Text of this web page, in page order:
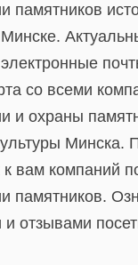
памятников
со всеми
и охраны
Минска.
вам компаний
памятников.
и отзывами